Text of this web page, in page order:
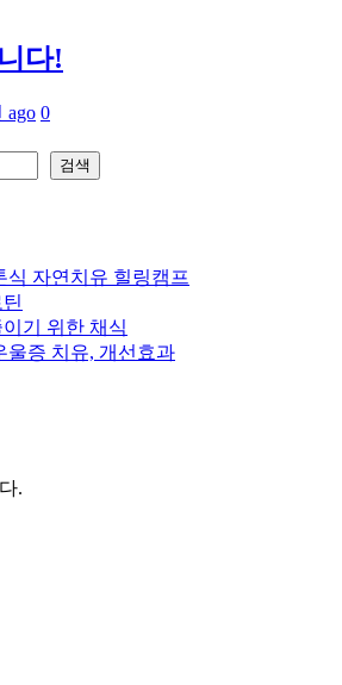
다!
ago 0
검색
식 자연치유 힐링캠프
기 위한 채식
울증 치유, 개선효과
.